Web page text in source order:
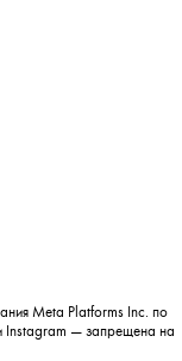
Meta Platforms Inc. по
Instagram — запрещена на